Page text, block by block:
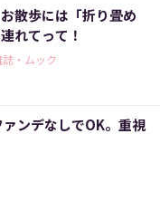
散歩には「折り畳め
れてって！
・ムック
ンデなしでOK。重視